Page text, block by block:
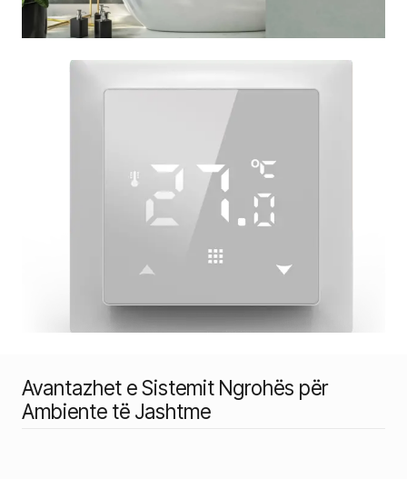
Avantazhet e Sistemit Ngrohës për
Ambiente të Jashtme